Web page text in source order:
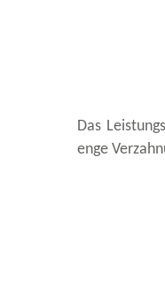
Das
enge